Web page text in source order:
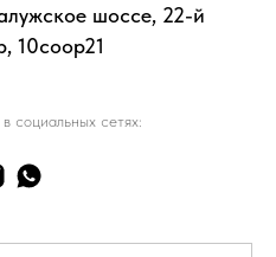
шоссе, 22-й
10соор21
социальных сетях: